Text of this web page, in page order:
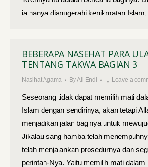
ia hanya dianugerahi kenikmatan
BEBERAPA NASEHAT PARA
TENTANG TAKWA BAGIAN 3
Nasihat Agama ByAli Endi Leave a
Seseorang tidak dapat memilih mati
Islam dengan sendirinya, akan tetapi
menjadikan jalan baginya untuk
Jikalau sang hamba telah
telah menjalankan prosedurnya dan
perintah-Nya. Yaitu memilih mati dalam